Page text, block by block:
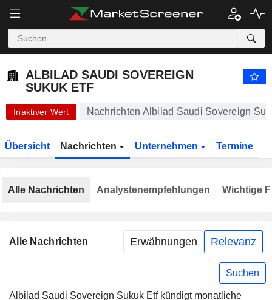
ALBILAD SAUDI SOVEREIGN SUKUK ETF - ﷼ -
ALBILAD SAUDI SOVEREIGN
SUKUK ETF
Inaktiver Wert Nachrichten Albilad Saudi Sovereign
Übersicht Nachrichten Unternehmen Termine
Alle Nachrichten Erwähnungen Relevanz
Suchen
Albilad Saudi Sovereign Sukuk Etf kündigt monatliche
Alle Nachrichten Analystenempfehlungen Wichtige